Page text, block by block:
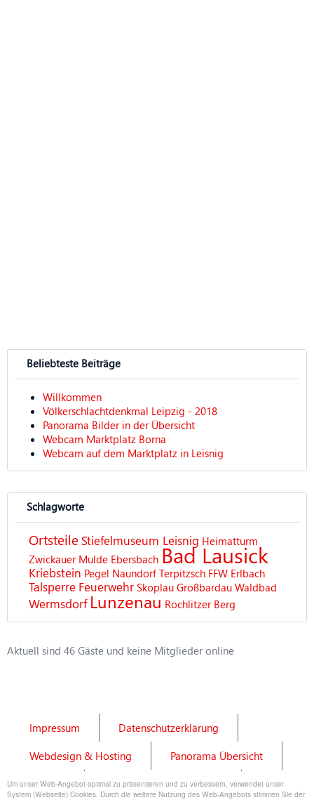
Um unser Web-Angebot optimal zu präsentieren und zu verbessern, verwendet unser
System (Webseite) Cookies. Durch die weitere Nutzung des Web-Angebots stimmen Sie der
Beliebteste Beiträge
Willkommen
Völkerschlachtdenkmal Leipzig - 2018
Panorama Bilder in der Übersicht
Webcam Marktplatz Borna
Webcam auf dem Marktplatz in Leisnig
Schlagworte
Ortsteile Stiefelmuseum Leisnig Heimatturm
Zwickauer Mulde Ebersbach Bad Lausick
Kriebstein Pegel Naundorf Terpitzsch FFW Erlbach
Talsperre Feuerwehr Skoplau Großbardau Waldbad
Wermsdorf Lunzenau Rochlitzer Berg
Aktuell sind 46 Gäste und keine Mitglieder online
Impressum
Datenschutzerklärung
Webdesign & Hosting
Panorama Übersicht
Kontakt
Panorama Bilder erstellen